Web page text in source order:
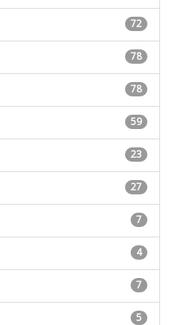
72
78
78
59
23
27
7
4
7
5